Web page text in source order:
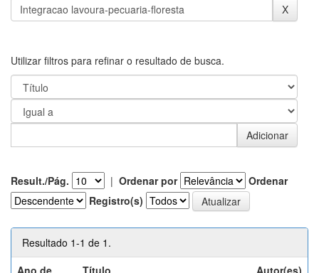
Utilizar filtros para refinar o resultado de busca.
Result./Pág. | Ordenar por
Ordenar
Registro(s)
Resultado 1-1 de 1.
Ano de
Título Autor(es)